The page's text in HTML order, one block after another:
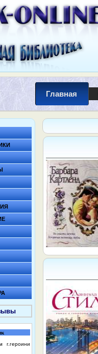
Главная
г.героини